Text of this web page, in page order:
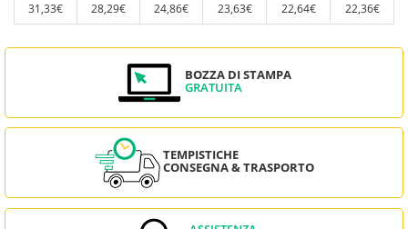
31,33€
28,29€ 24,86€ 23,63€ 22,64€ 22,36€
BOZZA DI STAMPA
GRATUITA
TEMPISTICHE
CONSEGNA & TRASPORTO